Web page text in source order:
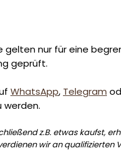
nur für eine
geprüft.
WhatsApp, Telegram
werden.
z.B. etwas kaufst,
wir an qualifizierten